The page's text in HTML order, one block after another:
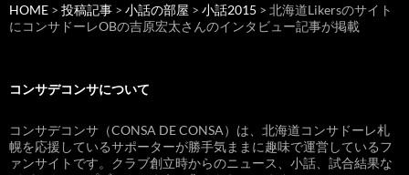
HOME > 投稿記事 > 小話の部屋 > 小話2015 > 北海道Likersのサイト
にコンサドーレOBの吉原宏太さんのインタビュー記事が掲載
コンサデコンサについて
コンサデコンサ（CONSA DE CONSA）は、北海道コンサドーレ札
幌を応援しているサポーターが勝手気ままに趣味で運営しているフ
ァンサイトです。クラブ創立時からのニュース、小話、試合結果な